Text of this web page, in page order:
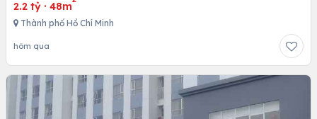
2.2 tỷ · 48m
Thành phố Hồ Chí Minh
hôm qua